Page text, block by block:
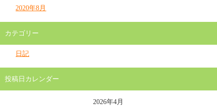
2020年8月
カテゴリー
日記
投稿日カレンダー
2026年4月